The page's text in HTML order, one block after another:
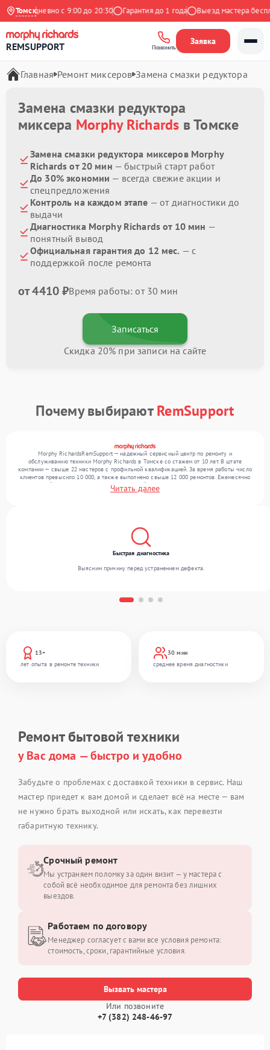
Томск
Ежедневно с 9:00 до 20:30 Гарантия до 1 года Выезд мастера
REMSUPPORT Позвонить
Заявка
Главная Ремонт миксеров Замена смазки редуктора
Замена смазки редуктора
миксера Morphy Richards в Томске
Замена смазки редуктора миксеров Morphy
Richards от 20 мин — быстрый старт работ
До 30% экономии — всегда свежие акции и
спецпредложения
Контроль на каждом этапе — от диагностики до
выдачи
Диагностика Morphy Richards от 10 мин —
понятный вывод
Официальная гарантия до 12 мес. — с
поддержкой после ремонта
от 4410 ₽Время работы: от 30 мин
Записаться
Скидка 20% при записи на сайте
Почему выбираютRemSupport
Morphy RichardsRemSupport — надежный сервисный центр по ремонту и
обслуживанию техники Morphy Richards в Томске со стажем от 10 лет. В штате
компании — свыше 22 мастеров с профильной квалификацией. За время работы число
клиентов превысило 10 000, а также выполнено свыше 12 000 ремонтов. Ежемесячно
в сервисный центр поступает более 300 устройств, включая , , . Мы беремся за задачи
любой сложности и предлагаем стабильный уровень сервиса благодаря
Читать далее
13+
лет опыта в ремонте техники
30 мин
среднее время диагностики
Быстрая диагностика
Выясним причину перед устранением дефекта.
Ремонт бытовой техники
у Вас дома — быстро и удобно
Забудьте о проблемах с доставкой техники в сервис. Наш
мастер приедет к вам домой и сделает всё на месте — вам
не нужно брать выходной или искать, как перевезти
габаритную технику.
Вызвать мастера
Или позвоните
+7 (382) 248-46-97
Срочный ремонт
Мы устраняем поломку за один визит — у мастера с
собой всё необходимое для ремонта без лишних
выездов.
Работаем по договору
Менеджер согласует с вами все условия ремонта:
стоимость, сроки, гарантийные условия.